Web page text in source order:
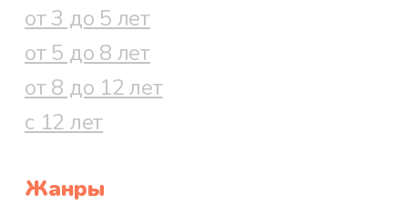
от 3 до 5 лет
от 5 до 8 лет
от 8 до 12 лет
с 12 лет
Жанры